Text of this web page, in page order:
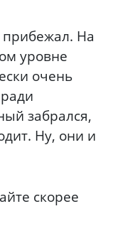
На
уровне
очень
забрался,
Ну, они и
скорее